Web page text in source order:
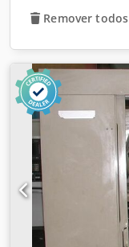
Remover